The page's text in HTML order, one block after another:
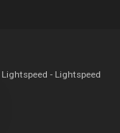
Lightspeed - Lightspeed